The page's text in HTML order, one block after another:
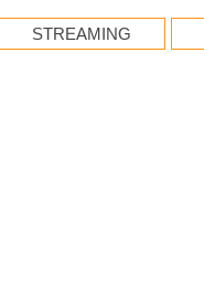
STREAMING